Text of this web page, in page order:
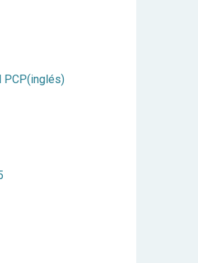
PCP(inglés)